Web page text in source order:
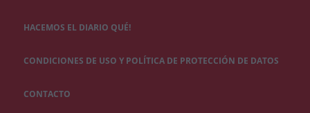
HACEMOS EL DIARIO QUÉ!
CONDICIONES DE USO Y POLÍTICA DE PROTECCIÓN DE DATOS
CONTACTO